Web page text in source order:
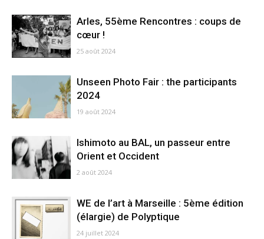
Arles, 55ème Rencontres : coups de
cœur !
25 août 2024
Unseen Photo Fair : the participants
2024
19 août 2024
Ishimoto au BAL, un passeur entre
Orient et Occident
2 août 2024
WE de l’art à Marseille : 5ème édition
(élargie) de Polyptique
24 juillet 2024